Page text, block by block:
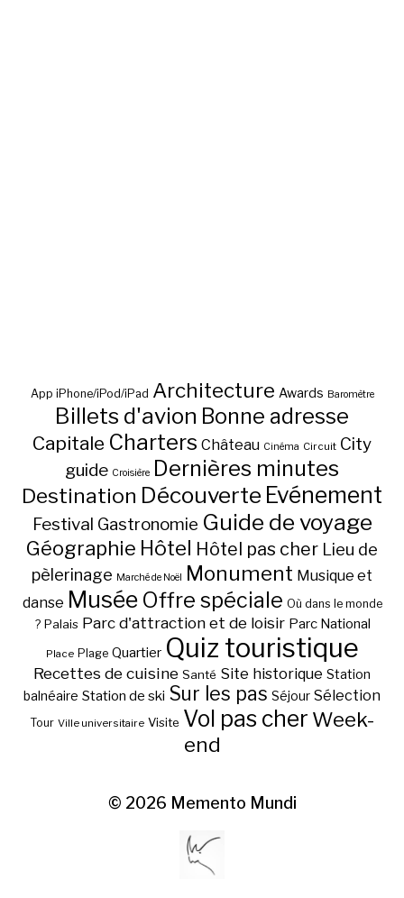
App iPhone/iPod/iPad Architecture Awards Baromètre
Billets d'avion Bonne adresse
Capitale Charters Château Cinéma Circuit City
guide Croisière Dernières minutes
Destination Découverte Evénement
Festival Gastronomie Guide de voyage
Géographie Hôtel Hôtel pas cher Lieu de
pèlerinage Marché de Noël Monument Musique et
danse Musée Offre spéciale Où dans le monde
? Palais Parc d'attraction et de loisir Parc National
Place Plage Quartier Quiz touristique
Recettes de cuisine Santé Site historique Station
balnéaire Station de ski Sur les pas Séjour Sélection
Tour Ville universitaire Visite Vol pas cher Week-
end
© 2026 Memento Mundi